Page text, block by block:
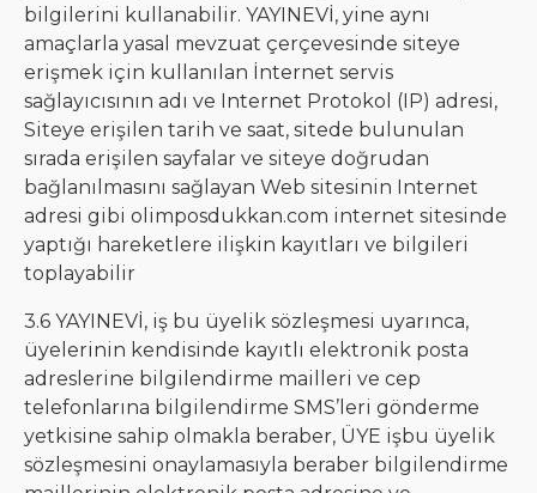
bilgilerini kullanabilir. YAYINEVİ, yine aynı
amaçlarla yasal mevzuat çerçevesinde siteye
erişmek için kullanılan İnternet servis
sağlayıcısının adı ve Internet Protokol (IP) adresi,
Siteye erişilen tarih ve saat, sitede bulunulan
sırada erişilen sayfalar ve siteye doğrudan
bağlanılmasını sağlayan Web sitesinin Internet
adresi gibi olimposdukkan.com internet sitesinde
yaptığı hareketlere ilişkin kayıtları ve bilgileri
toplayabilir
3.6 YAYINEVİ, iş bu üyelik sözleşmesi uyarınca,
üyelerinin kendisinde kayıtlı elektronik posta
adreslerine bilgilendirme mailleri ve cep
telefonlarına bilgilendirme SMS’leri gönderme
yetkisine sahip olmakla beraber, ÜYE işbu üyelik
sözleşmesini onaylamasıyla beraber bilgilendirme